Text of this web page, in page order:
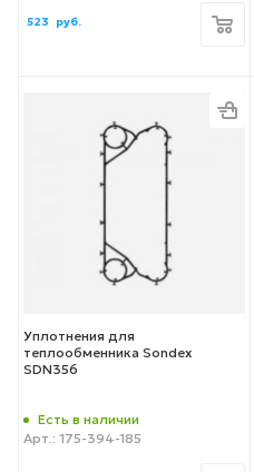
523 руб.
Уплотнения для
теплообменника Sondex
SDN356
Есть в наличии
Арт.: 175-394-185